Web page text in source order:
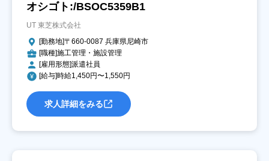
オシゴト:/BSOC5359B1
UT 東芝株式会社
[勤務地]〒660-0087 兵庫県尼崎市
[職種]施工管理・施設管理
[雇用形態]派遣社員
[給与]時給1,450円〜1,550円
求人詳細をみる